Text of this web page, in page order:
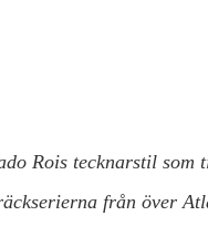
Rois tecknarstil som
från över